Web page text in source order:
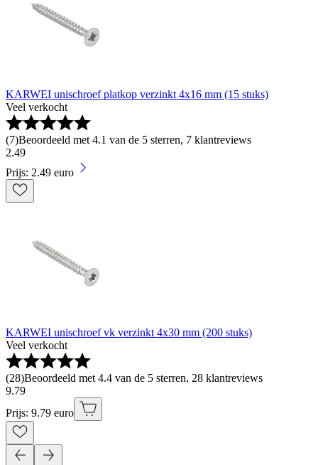
KARWEI unischroef platkop verzinkt 4x16 mm (15 stuks)
Veel verkocht
(7)Beoordeeld met 4.1 van de 5 sterren, 7 klantreviews
2.49
Prijs: 2.49 euro
KARWEI unischroef vk verzinkt 4x30 mm (200 stuks)
Veel verkocht
(28)Beoordeeld met 4.4 van de 5 sterren, 28 klantreviews
9.79
Prijs: 9.79 euro